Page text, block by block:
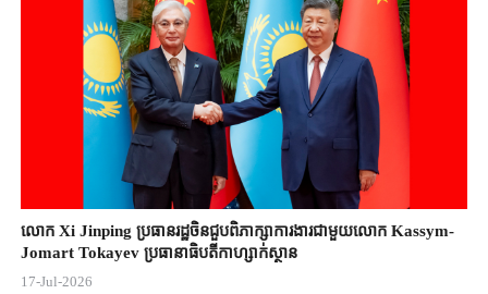
លោក Xi Jinping ប្រធានរដ្ឋចិន​ជួបពិភាក្សា​ការងារជាមួយ​លោក Kassym-
Jomart ​Tokayev ​ប្រធានាធិបតី​កាហ្សាក់ស្ថាន​
17-Jul-2026